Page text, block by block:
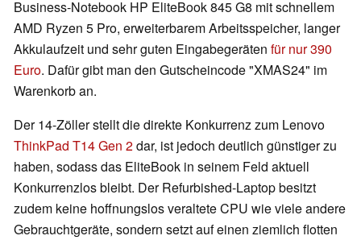
Business-Notebook HP EliteBook 845 G8 mit schnellem
AMD Ryzen 5 Pro, erweiterbarem Arbeitsspeicher, langer
Akkulaufzeit und sehr guten Eingabegeräten für nur 390
Euro. Dafür gibt man den Gutscheincode "XMAS24" im
Warenkorb an.
Der 14-Zöller stellt die direkte Konkurrenz zum Lenovo
ThinkPad T14 Gen 2dar, ist jedoch deutlich günstiger zu
haben, sodass das EliteBook in seinem Feld aktuell
Konkurrenzlos bleibt. Der Refurbished-Laptop besitzt
zudem keine hoffnungslos veraltete CPU wie viele andere
Gebrauchtgeräte, sondern setzt auf einen ziemlich flotten